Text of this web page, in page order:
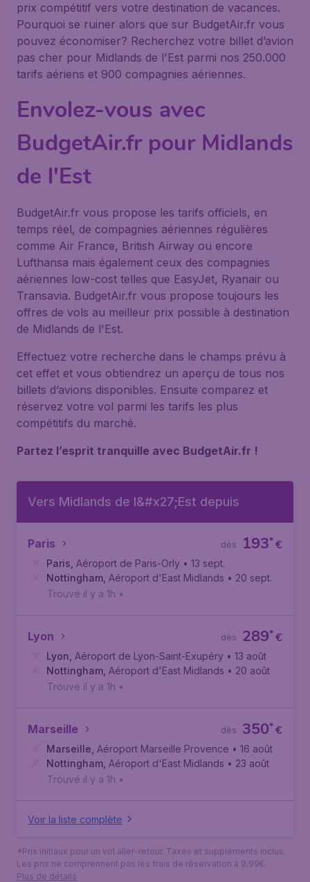
prix compétitif vers votre destination de vacances.
Pourquoi se ruiner alors que sur BudgetAir.fr vous
pouvez économiser? Recherchez votre billet d’avion
pas cher pour Midlands de l'Est parmi nos 250.000
tarifs aériens et 900 compagnies aériennes.
Envolez-vous avec
BudgetAir.fr pour Midlands
de l'Est
BudgetAir.fr vous propose les tarifs officiels, en
temps réel, de compagnies aériennes régulières
comme Air France, British Airway ou encore
Lufthansa mais également ceux des compagnies
aériennes low-cost telles que EasyJet, Ryanair ou
Transavia. BudgetAir.fr vous propose toujours les
offres de vols au meilleur prix possible à destination
de Midlands de l'Est.
Effectuez votre recherche dans le champs prévu à
cet effet et vous obtiendrez un aperçu de tous nos
billets d’avions disponibles. Ensuite comparez et
réservez votre vol parmi les tarifs les plus
compétitifs du marché.
Partez l’esprit tranquille avec BudgetAir.fr !
Vers Midlands de l&#x27;Est depuis
Paris €
193*
dès
Paris Aéroport de Paris-Orly • 13 sept.
Nottingham Aéroport d'East Midlands • 20 sept.
Trouvé il y a 1h •
Lyon €
289*
dès
Lyon Aéroport de Lyon-Saint-Exupéry • 13 août
Nottingham Aéroport d'East Midlands • 20 août
Trouvé il y a 1h •
Marseille €
350*
dès
Marseille Aéroport Marseille Provence • 16 août
Nottingham Aéroport d'East Midlands • 23 août
Trouvé il y a 1h •
Voir la liste complète
*Prix initiaux pour un vol aller-retour. Taxes et suppléments inclus.
Les prix ne comprennent pas les frais de réservation à 9,99€.
Plus de détails